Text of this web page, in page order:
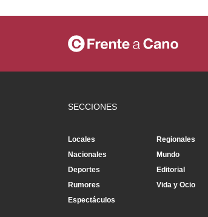
SECCIONES
Locales
Regionales
Nacionales
Mundo
Deportes
Editorial
Rumores
Vida y Ocio
Espectáculos